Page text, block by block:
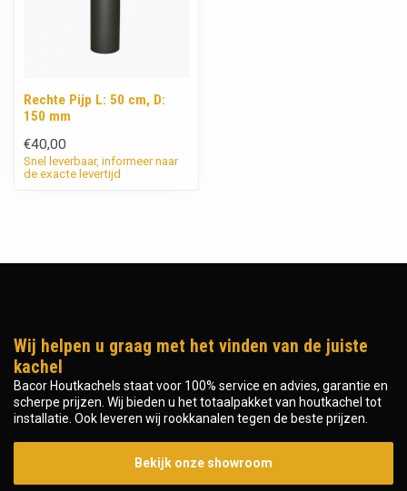
Rechte Pijp L: 50 cm, D:
150 mm
€40,00
Snel leverbaar, informeer naar
de exacte levertijd
Wij helpen u graag met het vinden van de juiste
kachel
Bacor Houtkachels staat voor 100% service en advies, garantie en
scherpe prijzen. Wij bieden u het totaalpakket van houtkachel tot
installatie. Ook leveren wij rookkanalen tegen de beste prijzen.
Bekijk onze showroom